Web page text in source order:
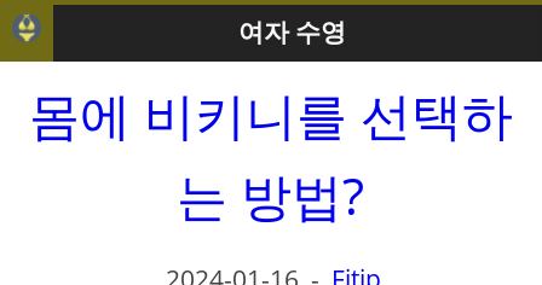
여자 수영
몸에 비키니를 선택하
는 방법?